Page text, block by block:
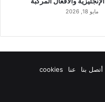
مايو 18, 2026
أتصل بنا عنا cookies